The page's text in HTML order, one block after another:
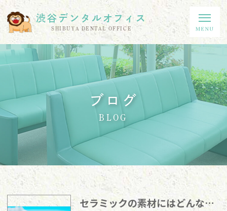
渋谷デンタルオフィス
SHIBUYA DENTAL OFFICE
ブログ
BLOG
セラミックの素材にはどんな種類があるの？